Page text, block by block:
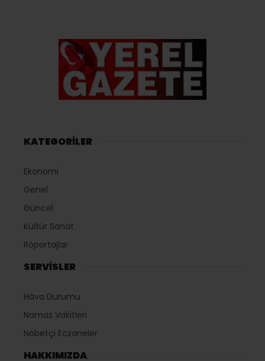
KATEGORİLER
Ekonomi
Genel
Güncel
Kültür Sanat
Röportajlar
SERVİSLER
Hava Durumu
Namaz Vakitleri
Nöbetçi Eczaneler
HAKKIMIZDA